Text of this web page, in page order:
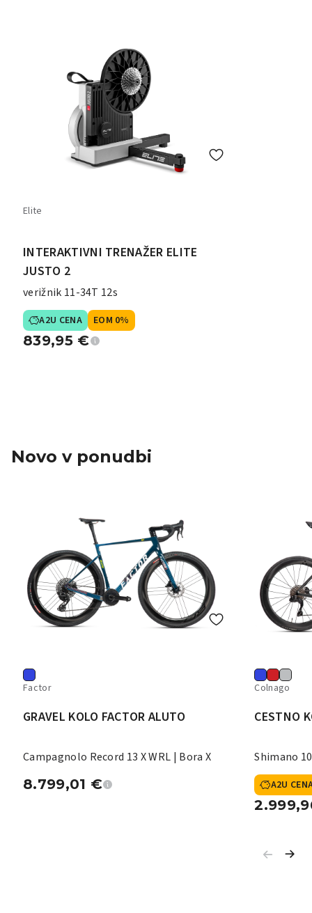
Elite
INTERAKTIVNI TRENAŽER ELITE
JUSTO 2
verižnik 11-34T 12s
A2U CENA EOM 0%
839,95 €
Novo v ponudbi
Factor
GRAVEL KOLO FACTOR ALUTO
Campagnolo Record 13 X WRL | Bora X
8.799,01 €
Colnago
CESTNO
Shimano
A2U